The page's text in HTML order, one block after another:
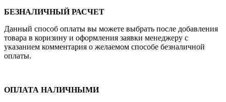
БЕЗНАЛИЧНЫЙ РАСЧЕТ
Данный способ оплаты вы можете выбрать после добавления
товара в коризину и оформления заявки менеджеру c
указанием комментария о желаемом способе безналичной
оплаты.
ОПЛАТА НАЛИЧНЫМИ